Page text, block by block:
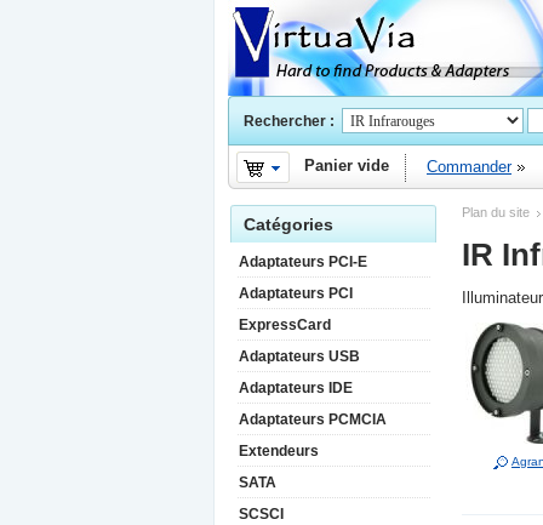
Rechercher :
Panier vide Commander
Plan du site
IR
Catégories
Adaptateurs PCI-E
Adaptateurs PCI
ExpressCard
Adaptateurs USB
Adaptateurs IDE
Adaptateurs PCMCIA
Extendeurs
SATA
SCSCI